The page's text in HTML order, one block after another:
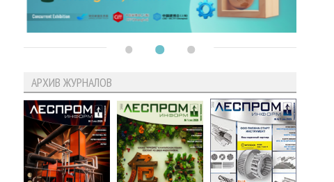
АРХИВ ЖУРНАЛОВ